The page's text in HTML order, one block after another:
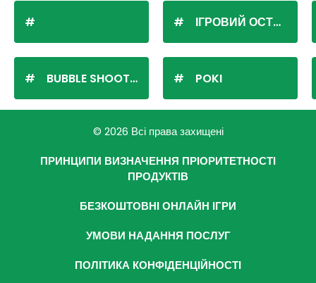
BUBBLE SHOOTER
ІГРОВИЙ ОСТРІВ
POKI
© 2026 Всі права захищені
ПРИНЦИПИ ВИЗНАЧЕННЯ ПРІОРИТЕТНОСТІ
ПРОДУКТІВ
БЕЗКОШТОВНІ ОНЛАЙН ІГРИ
УМОВИ НАДАННЯ ПОСЛУГ
ПОЛІТИКА КОНФІДЕНЦІЙНОСТІ